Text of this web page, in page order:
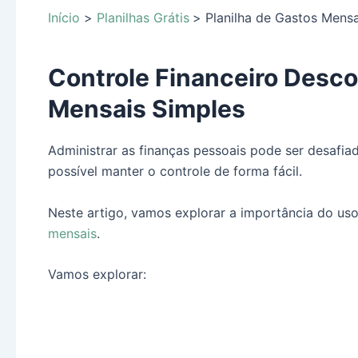
Início Planilhas Grátis Planilha de Gastos
Controle Financeiro
Mensais Simples
Administrar as finanças pessoais pode ser
possível manter o controle de forma fácil.
Neste artigo, vamos explorar a importância do
mensais.
Vamos explorar: